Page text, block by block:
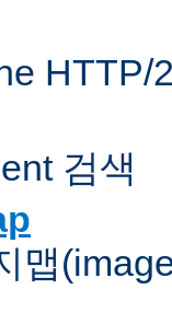
HTTP/
검색
맵